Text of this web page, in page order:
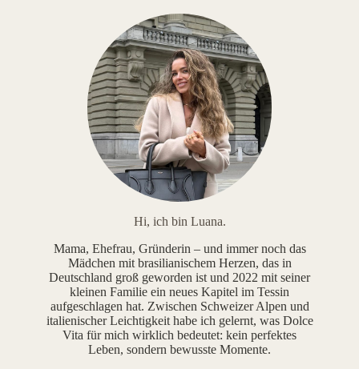
Hi, ich bin Luana.
Mama, Ehefrau, Gründerin – und immer noch das
Mädchen mit brasilianischem Herzen, das in
Deutschland groß geworden ist und 2022 mit seiner
kleinen Familie ein neues Kapitel im Tessin
aufgeschlagen hat. Zwischen Schweizer Alpen und
italienischer Leichtigkeit habe ich gelernt, was Dolce
Vita für mich wirklich bedeutet: kein perfektes
Leben, sondern bewusste Momente.